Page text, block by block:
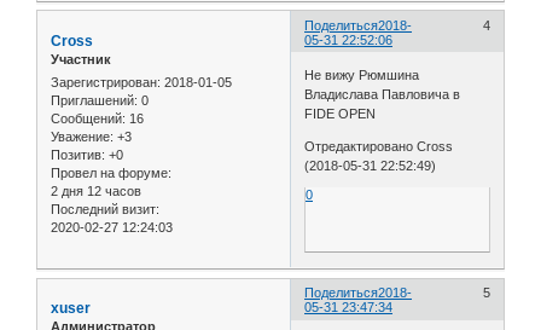
Поделиться 4
2018-
05-31 22:52:06
Cross
Участник
Зарегистрирован: 2018-01-05
Приглашений: 0
Сообщений: 16
Уважение: +3
Позитив: +0
Провел на форуме:
2 дня 12 часов
Последний визит:
2020-02-27 12:24:03
Не вижу Рюмшина
Владислава Павловича в
FIDE OPEN
Отредактировано Cross
(2018-05-31 22:52:49)
0
Поделиться 5
2018-
05-31 23:47:34
xuser
Администратор